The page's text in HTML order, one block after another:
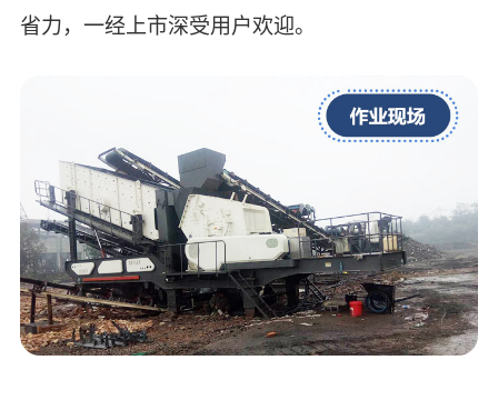
省力，一经上市深受用户欢迎。